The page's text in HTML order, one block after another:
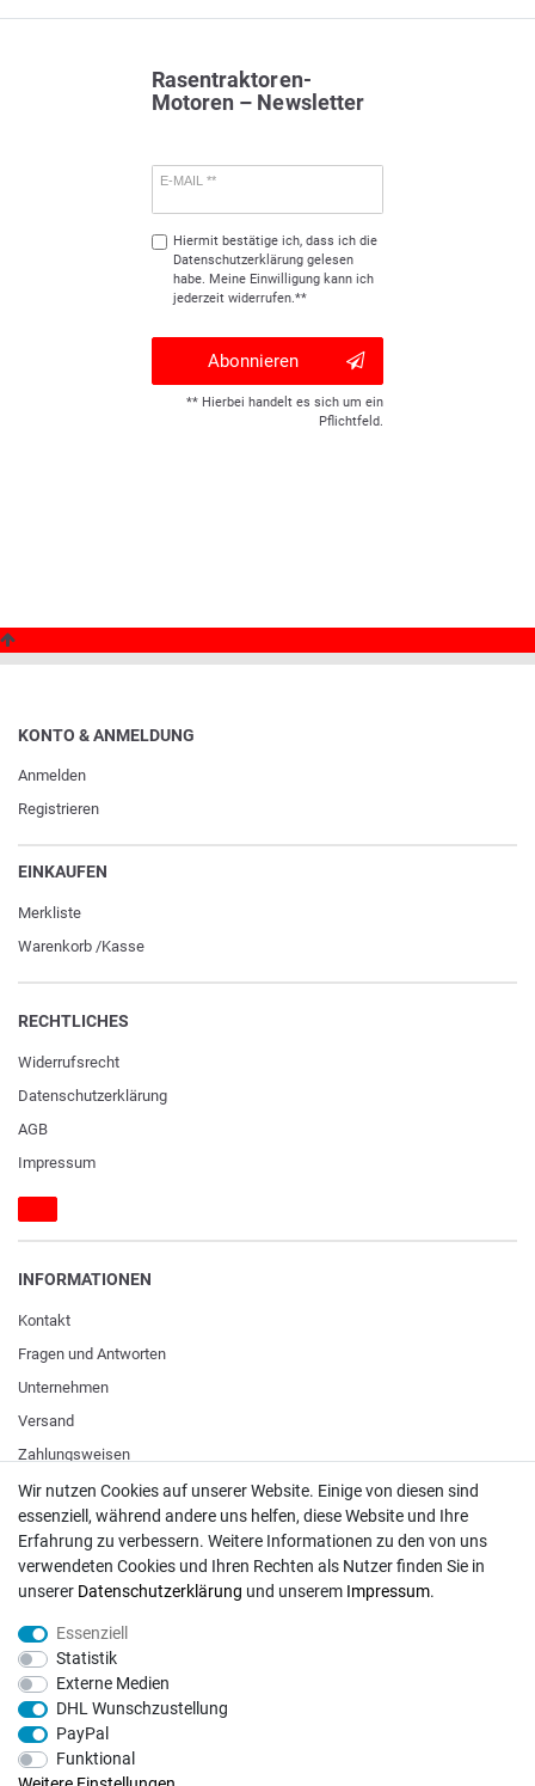
Rasentraktoren-
Motoren – Newsletter
E-MAIL **
Hiermit bestätige ich, dass ich die
Daten­schutz­erklärunggelesen
habe. Meine Einwilligung kann ich
jederzeit widerrufen.**
Abonnieren
** Hierbei handelt es sich um ein
Pflichtfeld.
KONTO & ANMELDUNG
Anmelden
Registrieren
EINKAUFEN
Merkliste
Warenkorb /Kasse
RECHTLICHES
Widerrufs­recht
Daten­schutz­erklärung
AGB
Impressum
INFORMATIONEN
Kontakt
Fragen und Antworten
Unternehmen
Versand
Zahlungsweisen
ZAHLUNGSARTEN / VERSAND
Paypal
Vorkasse
DHL
Deutsche Post
Bei Fragen wenden Sie sich direkt an unser Service-Team.
Wir nutzen Cookies auf unserer Website. Einige von diesen sind
essenziell, während andere uns helfen, diese Website und Ihre
Erfahrung zu verbessern. Weitere Informationen zu den von uns
verwendeten Cookies und Ihren Rechten als Nutzer finden Sie in
unserer Daten­schutz­erklärung und unserem Impressum.
Essenziell
Statistik
Externe Medien
DHL Wunschzustellung
PayPal
Funktional